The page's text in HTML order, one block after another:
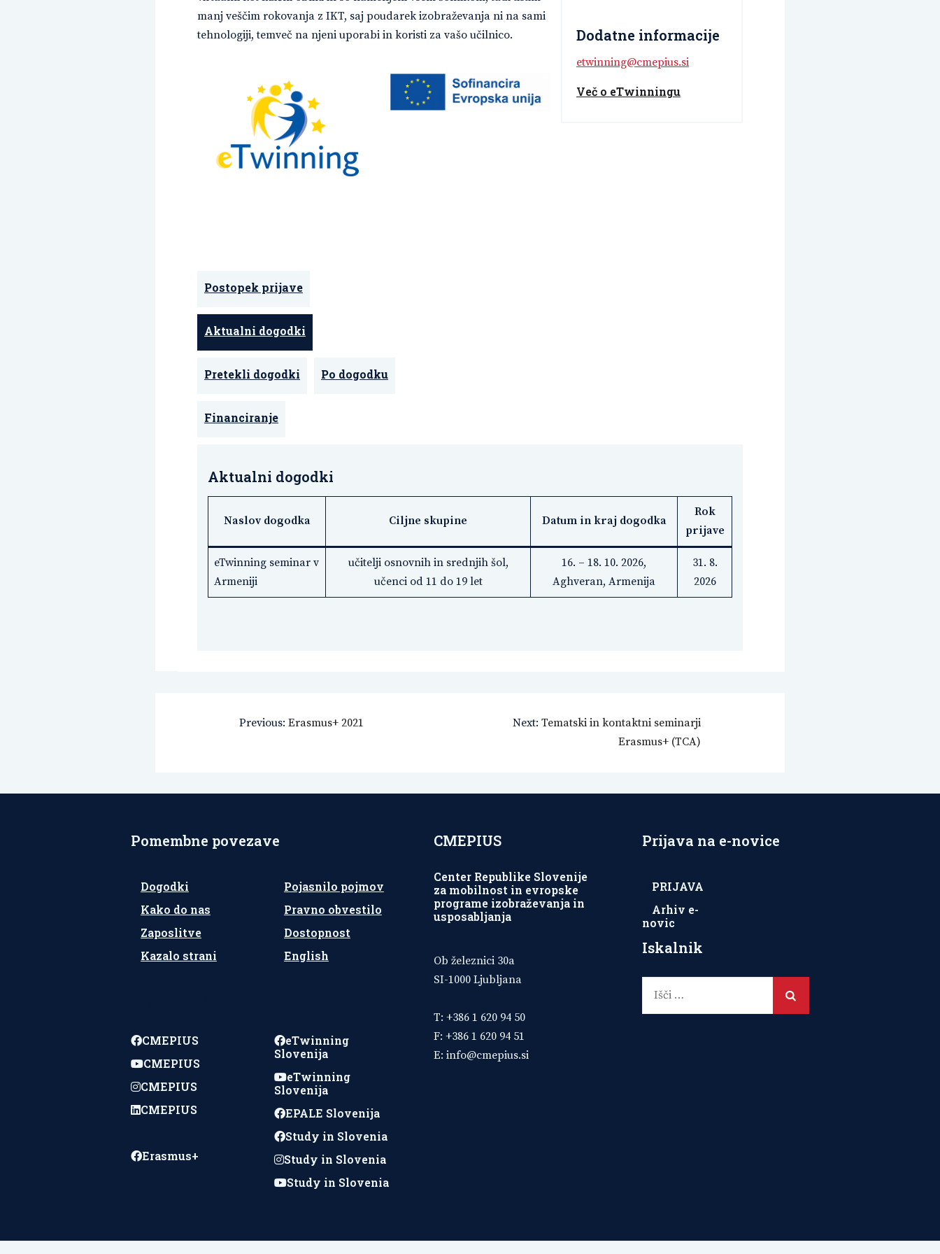
manj veščim rokovanja z IKT, saj poudarek izobraževanja ni na sami
tehnologiji, temveč na njeni uporabi in koristi za vašo učilnico.
Dodatne informacije
etwinning@cmepius.si
Več o eTwinningu
Postopek prijave
Aktualni dogodki
Pretekli dogodki Po dogodku
Financiranje
Aktualni dogodki
Naslov dogodka Ciljne skupine Datum in kraj dogodka
Rok
prijave
eTwinning seminar v
Armeniji
učitelji osnovnih in srednjih šol,
učenci od 11 do 19 let
16. – 18. 10. 2026,
Aghveran, Armenija
31. 8.
2026
Navigacija
Previous: Erasmus+ 2021 Next: Tematski in kontaktni seminarji
Erasmus+ (TCA)
Pomembne povezave
Dogodki
Kako do nas
Zaposlitve
Kazalo strani
Pojasnilo pojmov
Pravno obvestilo
Dostopnost
English
CMEPIUS
CMEPIUS
CMEPIUS
CMEPIUS
Erasmus+
eTwinning
Slovenija
eTwinning
Slovenija
EPALE Slovenija
Study in Slovenia
Study in Slovenia
Study in Slovenia
CMEPIUS
Center Republike Slovenije
za mobilnost in evropske
programe izobraževanja in
usposabljanja
Ob železnici 30a
SI-1000 Ljubljana
T: +386 1 620 94 50
F: +386 1 620 94 51
E: info@cmepius.si
Prijava na e-novice
PRIJAVA
Arhiv e-
novic
Iskalnik